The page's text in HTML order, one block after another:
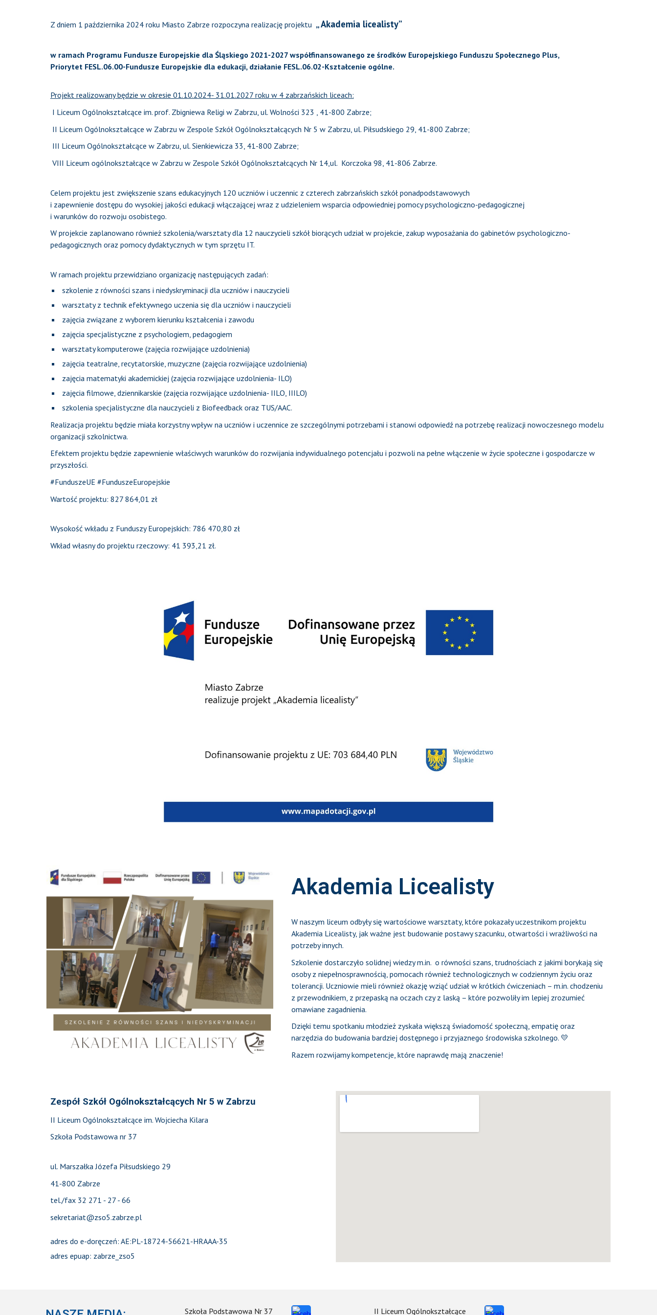
Z dniem 1 października 2024 roku Miasto Zabrze rozpoczyna realizację projektu „ Akademia licealisty”
w ramach Programu Fundusze Europejskie dla Śląskiego 2021-2027 współfinansowanego ze środków Europejskiego Funduszu Społecznego Plus,
Priorytet FESL.06.00-Fundusze Europejskie dla edukacji, działanie FESL.06.02-Kształcenie ogólne.
Projekt realizowany będzie w okresie 01.10.2024- 31.01.2027 roku w 4 zabrzańskich liceach:
I Liceum Ogólnokształcące im. prof. Zbigniewa Religi w Zabrzu, ul. Wolności 323 , 41-800 Zabrze;
II Liceum Ogólnokształcące w Zabrzu w Zespole Szkół Ogólnokształcących Nr 5 w Zabrzu, ul. Piłsudskiego 29, 41-800 Zabrze;
III Liceum Ogólnokształcące w Zabrzu, ul. Sienkiewicza 33, 41-800 Zabrze;
VIII Liceum ogólnokształcące w Zabrzu w Zespole Szkół Ogólnokształcących Nr 14,ul. Korczoka 98, 41-806 Zabrze.
Celem projektu jest zwiększenie szans edukacyjnych 120 uczniów i uczennic z czterech zabrzańskich szkół ponadpodstawowych
i zapewnienie dostępu do wysokiej jakości edukacji włączającej wraz z udzieleniem wsparcia odpowiedniej pomocy psychologiczno-pedagogicznej
i warunków do rozwoju osobistego.
W projekcie zaplanowano również szkolenia/warsztaty dla 12 nauczycieli szkół biorących udział w projekcie, zakup wyposażania do gabinetów psychologiczno-
pedagogicznych oraz pomocy dydaktycznych w tym sprzętu IT.
W ramach projektu przewidziano organizację następujących zadań:
szkolenie z równości szans i niedyskryminacji dla uczniów i nauczycieli
warsztaty z technik efektywnego uczenia się dla uczniów i nauczycieli
zajęcia związane z wyborem kierunku kształcenia i zawodu
zajęcia specjalistyczne z psychologiem, pedagogiem
warsztaty komputerowe (zajęcia rozwijające uzdolnienia)
zajęcia teatralne, recytatorskie, muzyczne (zajęcia rozwijające uzdolnienia)
zajęcia matematyki akademickiej (zajęcia rozwijające uzdolnienia- ILO)
zajęcia filmowe, dziennikarskie (zajęcia rozwijające uzdolnienia- IILO, IIILO)
szkolenia specjalistyczne dla nauczycieli z Biofeedback oraz TUS/AAC.
Realizacja projektu będzie miała korzystny wpływ na uczniów i uczennice ze szczególnymi potrzebami i stanowi odpowiedź na potrzebę realizacji nowoczesnego modelu
organizacji szkolnictwa.
Efektem projektu będzie zapewnienie właściwych warunków do rozwijania indywidualnego potencjału i pozwoli na pełne włączenie w życie społeczne i gospodarcze w
przyszłości.
#FunduszeUE #FunduszeEuropejskie
Wartość projektu: 827 864,01 zł
Wysokość wkładu z Funduszy Europejskich: 786 470,80 zł
Wkład własny do projektu rzeczowy: 41 393,21 zł.
Akademia Licealisty
W naszym liceum odbyły się wartościowe warsztaty, które pokazały uczestnikom projektu
Akademia Licealisty, jak ważne jest budowanie postawy szacunku, otwartości i wrażliwości na
potrzeby innych.
Szkolenie dostarczyło solidnej wiedzy m.in. o równości szans, trudnościach z jakimi borykają się
osoby z niepełnosprawnością, pomocach również technologicznych w codziennym życiu oraz
tolerancji. Uczniowie mieli również okazję wziąć udział w krótkich ćwiczeniach – m.in. chodzeniu
z przewodnikiem, z przepaską na oczach czy z laską – które pozwoliły im lepiej zrozumieć
omawiane zagadnienia.
Dzięki temu spotkaniu młodzież zyskała większą świadomość społeczną, empatię oraz
narzędzia do budowania bardziej dostępnego i przyjaznego środowiska szkolnego. 💛
Razem rozwijamy kompetencje, które naprawdę mają znaczenie!
Zespół Szkół Ogólnokształcących Nr 5 w Zabrzu
II Liceum Ogólnokształcące im. Wojciecha Kilara
Szkoła Podstawowa nr 37
ul. Marszałka Józefa Piłsudskiego 29
41-800 Zabrze
tel./fax 32 271 - 27 - 66
sekretariat@zso5.zabrze.pl
adres do e-doręczeń: AE:PL-18724-56621-HRAAA-35
adres epuap: zabrze_zso5
Szkoła Podstawowa Nr 37 II Liceum Ogólnokształcące